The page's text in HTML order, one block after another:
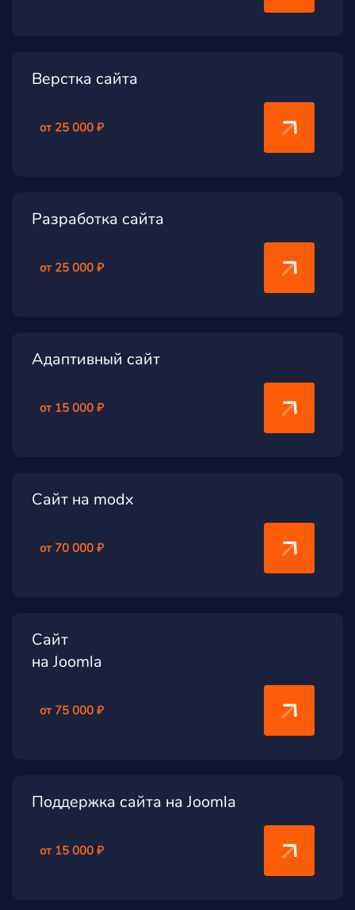
Верстка сайта
от 25 000 ₽
Разработка сайта
от 25 000 ₽
Адаптивный сайт
от 15 000 ₽
Сайт на modx
от 70 000 ₽
Сайт
на Joomla
от 75 000 ₽
Поддержка сайта на Joomla
от 15 000 ₽